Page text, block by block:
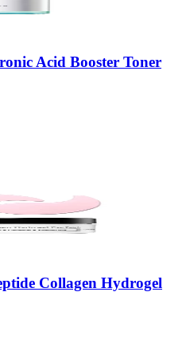
Acid Booster Toner
Collagen Hydrogel